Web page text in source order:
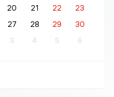
20 21 22
23
27 28 29
30
3 4 5 6